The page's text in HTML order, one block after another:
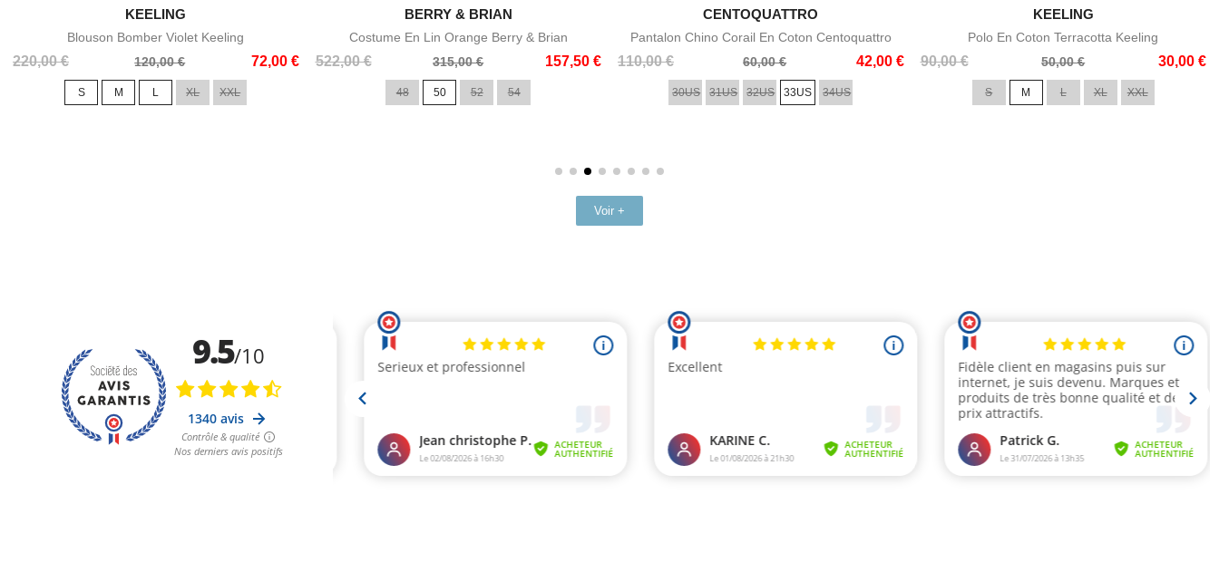
Aperçu rapide
KEELING
Blouson Bomber Violet Keeling
220,00 €
Prix
120,00 € 72,00 €
Prix
S M L XL XXL
Aperçu rapide
BERRY & BRIAN
Costume En Lin Orange Berry & Brian
522,00 €
Prix
315,00 € 157,50 €
Prix
48 50 52 54
Aperçu rapide
CENTOQUATTRO
Pantalon Chino Corail En Coton Centoquattro
110,00 €
Prix
60,00 € 42,00 €
Prix
30US 31US 32US 33US 34US
Aperçu rapide
KEELING
Polo En Coton Terracotta Keeling
90,00 €
Prix
50,00 € 30,00 €
Prix
S M L XL XXL
Voir +